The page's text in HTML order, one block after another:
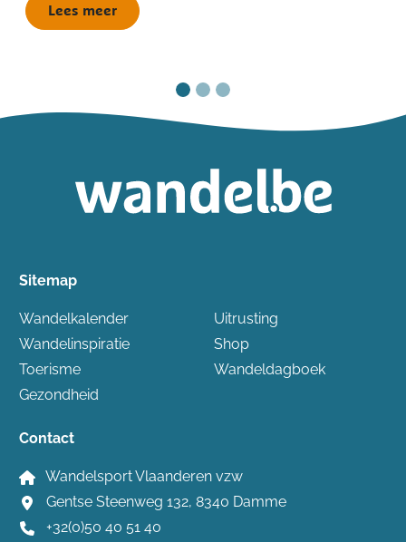
Lees meer
Sitemap
Wandelkalender
Wandelinspiratie
Toerisme
Gezondheid
Uitrusting
Shop
Wandeldagboek
Contact
Wandelsport Vlaanderen vzw
Gentse Steenweg 132, 8340 Damme
+32(0)50 40 51 40